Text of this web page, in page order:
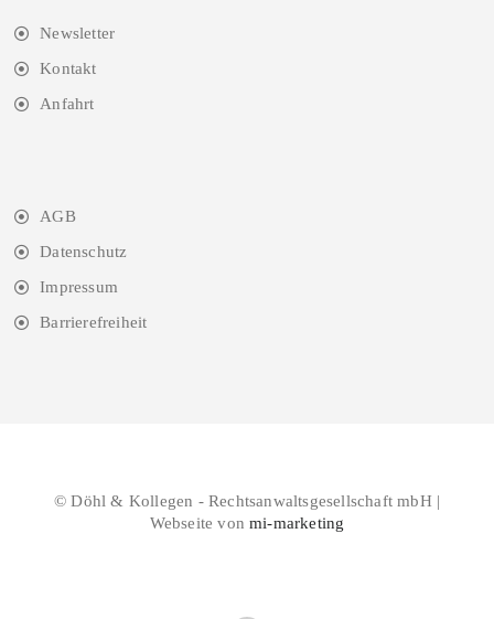
Newsletter
Kontakt
Anfahrt
AGB
Datenschutz
Impressum
Barrierefreiheit
© Döhl & Kollegen - Rechtsanwaltsgesellschaft mbH |
Webseite vonmi-marketing